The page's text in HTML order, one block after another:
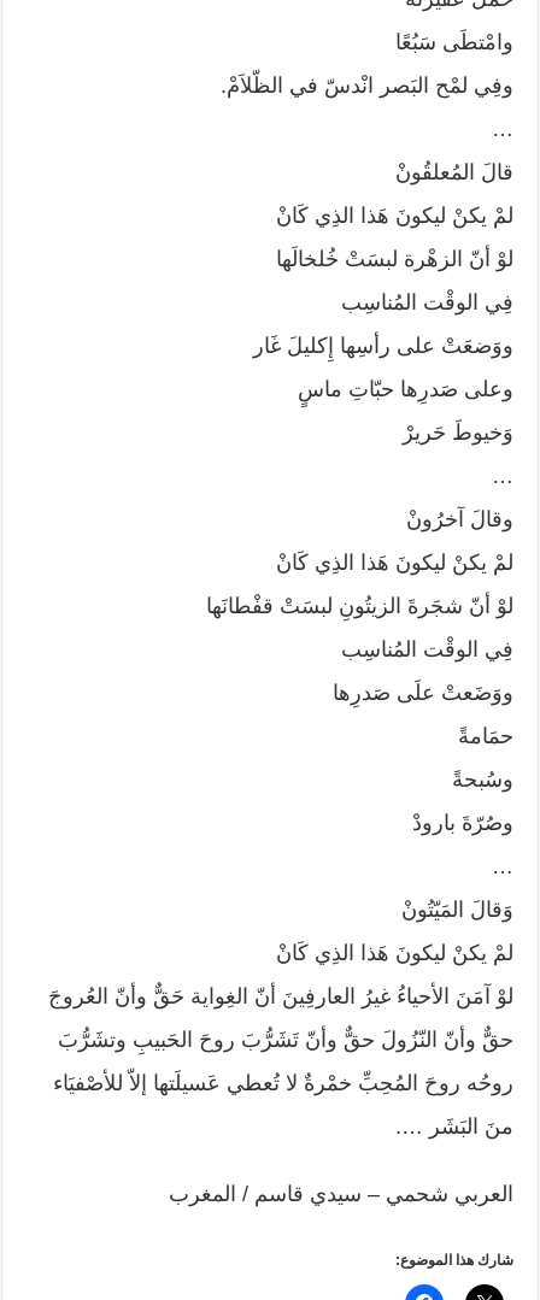
وامْتطَى سَبُعًا
وفِي لمْح البَصر انْدسّ في الظّلاَمْ.
…
قالَ المُعلقُونْ
لمْ يكنْ ليكونَ هَذا الذِي كَانْ
لوْ أنّ الزهْرة لبسَتْ خُلخالَها
فِي الوقْت المُناسِب
ووَضعَتْ على رأسِها إِكليلَ غَار
وعلى صَدرِها حبّاتِ ماسٍ
وَخيوطَ حَريرْ
…
وقالَ آخرُونْ
لمْ يكنْ ليكونَ هَذا الذِي كَانْ
لوْ أنّ شجَرةَ الزيتُونِ لبسَتْ قفْطانَها
فِي الوقْت المُناسِب
ووَضَعتْ علَى صَدرِها
حمَامةً
وسُبحةً
وصُرّةَ بارودْ
…
وَقالَ المَيّتُونْ
لمْ يكنْ ليكونَ هَذا الذِي كَانْ
لوْ آمَنَ الأحياءُ غيرُ العارفِينَ أنّ الغِواية حَقٌّ وأنّ العُروجَ
حقٌّ وأنّ النّزُولَ حقٌّ وأنّ تَشَرُّبَ روحَ الحَبيبِ وتشَرُّبَ
روحُه روحَ المُحِبِّ خمْرةٌ لا تُعطي عَسيلَتها إلاّ للأصْفيَاء
منَ البَشَر ….
العربي شحمي – سيدي قاسم / المغرب
شارك هذا الموضوع: